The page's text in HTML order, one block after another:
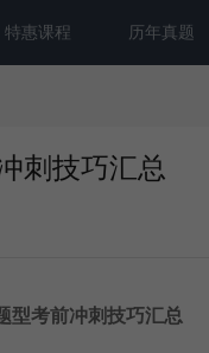
特惠课程 历年真题
刺技巧汇总
型考前冲刺技巧汇总